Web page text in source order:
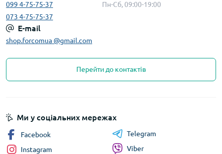
099 4-75-75-37
073 4-75-75-37
Пн-Сб, 09:00-19:00
E-mail
shop.forcomua @gmail.com
Перейти до контактів
Ми у соціальних мережах
Facebook
Instagram
Telegram
Viber